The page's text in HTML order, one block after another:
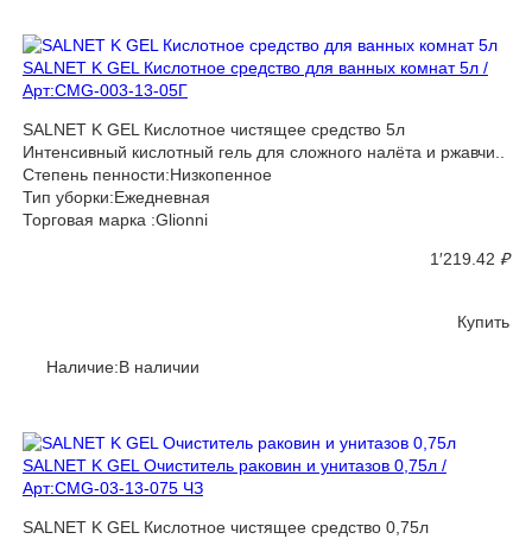
SALNET K GEL Кислотное средство для ванных комнат 5л /
Арт:CMG-003-13-05Г
SALNET K GEL Кислотное чистящее средство 5л
Интенсивный кислотный гель для сложного налёта и ржавчи..
Степень пенности:Низкопенное
Тип уборки:Ежедневная
Торговая марка :Glionni
1′219.42₽
Купить
Наличие:В наличии
SALNET K GEL Очиститель раковин и унитазов 0,75л /
Арт:CMG-03-13-075 ЧЗ
SALNET K GEL Кислотное чистящее средство 0,75л